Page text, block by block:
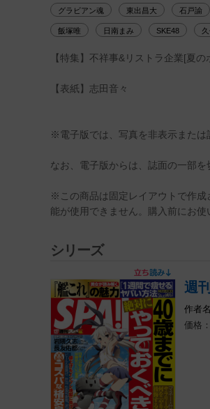
グラビアン魂 東出昌大 石戸諭
飯塚唯 日南まみ SKE48
【特集】不祥事&リストラ企業[夏
【表紙】志田音々
※電子版では、写真を非表示または
なお、電子版からは、誌面の一部
※この商品は固定レイアウトで作成
能が使用できません。購入前にお使
シリーズ
週